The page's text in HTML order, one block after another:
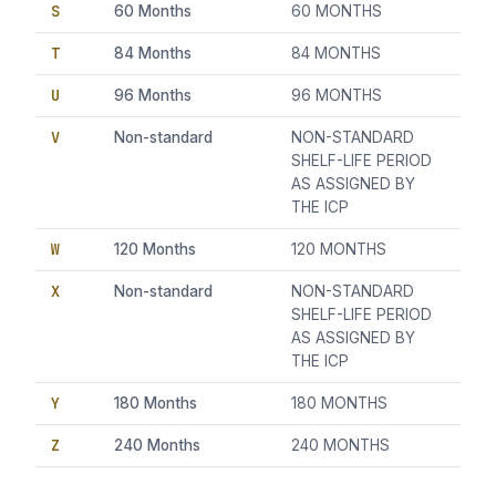
S 60 Months 60 MONTHS
T 84 Months 84 MONTHS
U 96 Months 96 MONTHS
V Non-standard
NON-STANDARD
SHELF-LIFE PERIOD
AS ASSIGNED BY
THE ICP
W 120 Months 120 MONTHS
X Non-standard
NON-STANDARD
SHELF-LIFE PERIOD
AS ASSIGNED BY
THE ICP
Y 180 Months 180 MONTHS
Z 240 Months 240 MONTHS